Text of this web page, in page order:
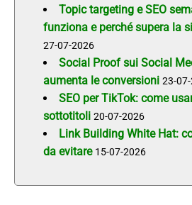
Topic targeting e SEO
funziona e perché supera la
27-07-2026
Social Proof sui Social
aumenta le conversioni 23-
SEO per TikTok: come
sottotitoli 20-07-2026
Link Building White Hat:
da evitare 15-07-2026